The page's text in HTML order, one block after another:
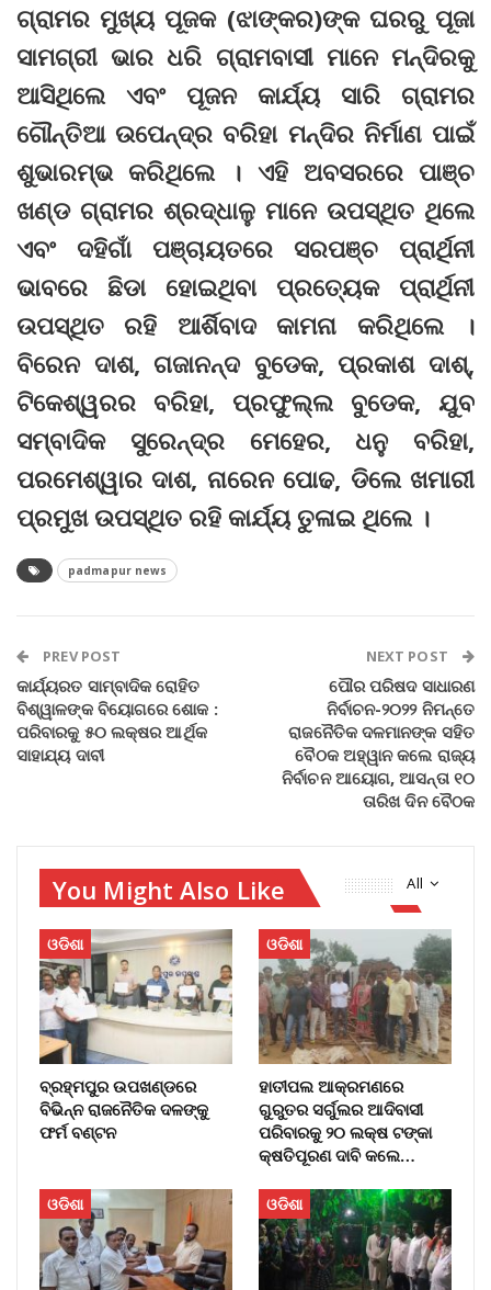
ଗ୍ରାମର ମୁଖ୍ୟ ପୂଜକ (ଝାଙ୍କର)ଙ୍କ ଘରରୁ ପୂଜା
ସାମଗ୍ରୀ ଭାର ଧରି ଗ୍ରାମବାସୀ ମାନେ ମନ୍ଦିରକୁ
ଆସିଥିଲେ ଏବଂ ପୂଜନ କାର୍ଯ୍ୟ ସାରି ଗ୍ରାମର
ଗୌନ୍ତିଆ ଉପେନ୍ଦ୍ର ବରିହା ମନ୍ଦିର ନିର୍ମାଣ ପାଇଁ
ଶୁଭାରମ୍ଭ କରିଥିଲେ । ଏହି ଅବସରରେ ପାଞ୍ଚ
ଖଣ୍ଡ ଗ୍ରାମର ଶ୍ରଦ୍ଧାଳୁ ମାନେ ଉପସ୍ଥିତ ଥିଲେ
ଏବଂ ଦହିଗାଁ ପଞ୍ଚାୟତରେ ସରପଞ୍ଚ ପ୍ରାର୍ଥିନୀ
ଭାବରେ ଛିଡା ହୋଇଥିବା ପ୍ରତ୍ୟେକ ପ୍ରାର୍ଥିନୀ
ଉପସ୍ଥିତ ରହି ଆର୍ଶିବାଦ କାମନା କରିଥିଲେ ।
ବିରେନ ଦାଶ, ଗଜାନନ୍ଦ ବୁଡେକ, ପ୍ରକାଶ ଦାଶ୍,
ଟିକେଶ୍ୱରର ବରିହା, ପ୍ରଫୁଲ୍ଲ ବୁଡେକ, ଯୁବ
ସମ୍ବାଦିକ ସୁରେନ୍ଦ୍ର ମେହେର, ଧନୁ ବରିହା,
ପରମେଶ୍ୱାର ଦାଶ, ନାରେନ ପୋଢ, ଡିଲେ ଖମାରୀ
ପ୍ରମୁଖ ଉପସ୍ଥିତ ରହି କାର୍ଯ୍ୟ ତୁଳାଇ ଥିଲେ ।
padmapur news
PREV POST
କାର୍ଯ୍ୟରତ ସାମ୍ବାଦିକ ରୋହିତ
ବିଶ୍ୱାଳଙ୍କ ବିୟୋଗରେ ଶୋକ :
ପରିବାରକୁ ୫୦ ଲକ୍ଷର ଆର୍ଥିକ
ସାହାଯ୍ୟ ଦାବୀ
NEXT POST
ପୌର ପରିଷଦ ସାଧାରଣ
ନିର୍ବାଚନ-୨୦୨୨ ନିମନ୍ତେ
ରାଜନୈତିକ ଦଳମାନଙ୍କ ସହିତ
ବୈଠକ ଅହ୍ୱାନ କଲେ ରାଜ୍ୟ
ନିର୍ବାଚନ ଆୟୋଗ, ଆସନ୍ତା ୧୦
ତାରିଖ ଦିନ ବୈଠକ
All
You Might Also Like
ଓଡିଶା
ବ୍ରହ୍ମପୁର ଉପଖଣ୍ଡରେ
ବିଭିନ୍ନ ରାଜନୈତିକ ଦଳଙ୍କୁ
ଫର୍ମ ବଣ୍ଟନ
ଓଡିଶା
ହାତୀପଲ ଆକ୍ରମଣରେ
ଗୁରୁତର ସର୍ଗୁଲର ଆଦିବାସୀ
ପରିବାରକୁ ୨୦ ଲକ୍ଷ ଟଙ୍କା
କ୍ଷତିପୂରଣ ଦାବି କଲେ…
ଓଡିଶା ଓଡିଶା